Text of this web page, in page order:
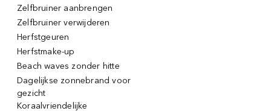
Zelfbruiner aanbrengen
Zelfbruiner verwijderen
Herfstgeuren
Herfstmake-up
Beach waves zonder hitte
Dagelijkse zonnebrand voor
gezicht
Koraalvriendelijke